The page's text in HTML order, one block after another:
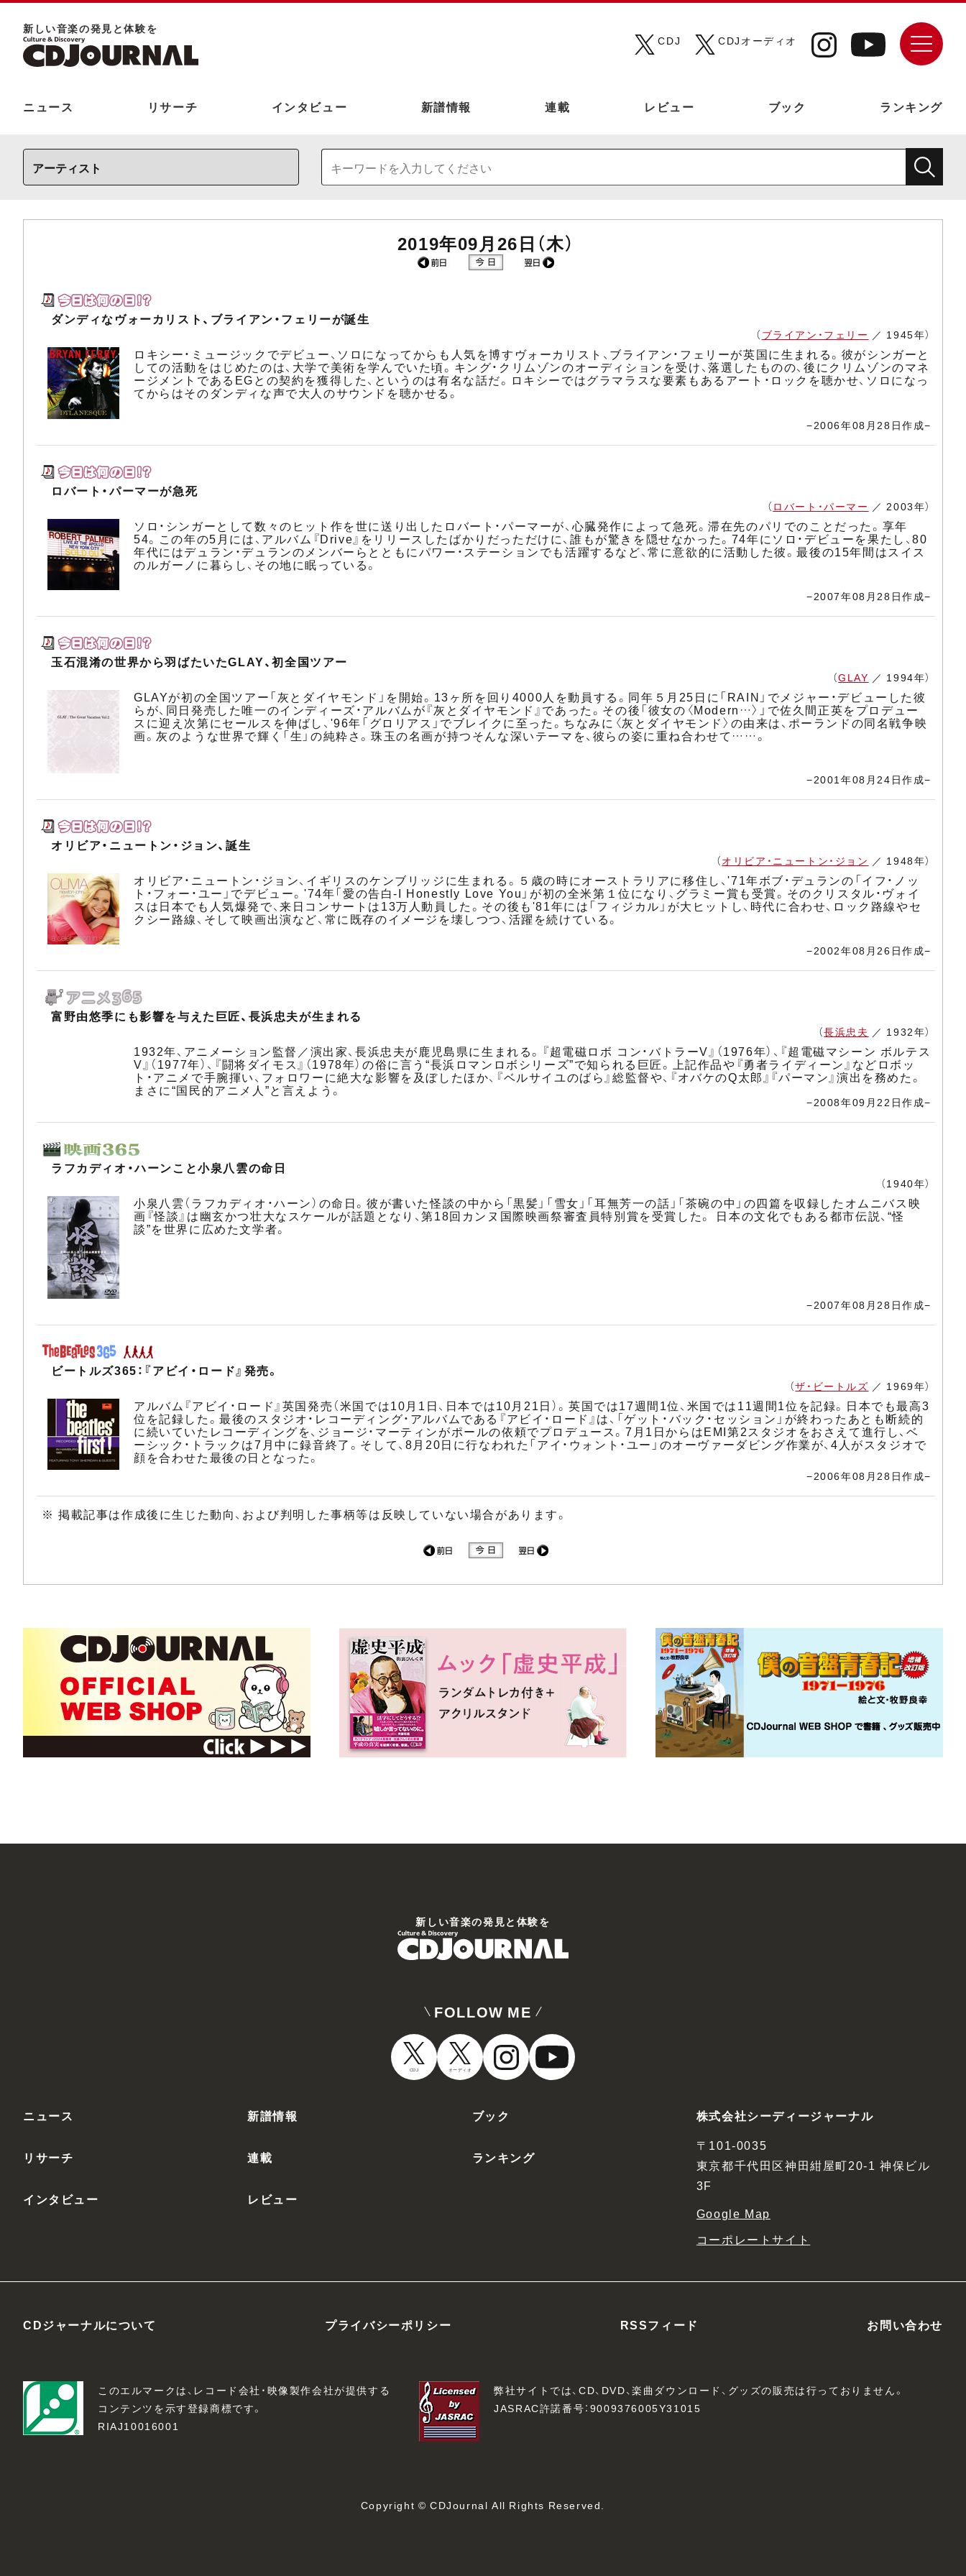
新しい⾳楽の発⾒と体験を
CDJ
CDJオーディオ
ニュース リサーチ インタビュー 新譜情報 連載 レビュー ブック ランキング
2019年09月26日（木）
ダンディなヴォーカリスト、ブライアン・フェリーが誕生
（ ブライアン・フェリー ／ 1945年）
ロキシー・ミュージックでデビュー、ソロになってからも人気を博すヴォーカリスト、ブライアン・フェリーが英国に生まれる。彼がシンガーと
しての活動をはじめたのは、大学で美術を学んでいた頃。キング・クリムゾンのオーディションを受け、落選したものの、後にクリムゾンのマネ
ージメントであるEGとの契約を獲得した、というのは有名な話だ。ロキシーではグラマラスな要素もあるアート・ロックを聴かせ、ソロになっ
てからはそのダンディな声で大人のサウンドを聴かせる。
−2006年08月28日作成−
ロバート・パーマーが急死
（ ロバート・パーマー ／ 2003年）
ソロ・シンガーとして数々のヒット作を世に送り出したロバート・パーマーが、心臓発作によって急死。滞在先のパリでのことだった。享年
54。この年の5月には、アルバム『Drive』をリリースしたばかりだっただけに、誰もが驚きを隠せなかった。74年にソロ・デビューを果たし、80
年代にはデュラン・デュランのメンバーらとともにパワー・ステーションでも活躍するなど、常に意欲的に活動した彼。最後の15年間はスイス
のルガーノに暮らし、その地に眠っている。
−2007年08月28日作成−
玉石混淆の世界から羽ばたいたGLAY、初全国ツアー
（GLAY ／ 1994年）
GLAYが初の全国ツアー「灰とダイヤモンド」を開始。13ヶ所を回り4000人を動員する。同年５月25日に「RAIN」でメジャー・デビューした彼
らが、同日発売した唯一のインディーズ・アルバムが『灰とダイヤモンド』であった。その後「彼女の〈Modern…〉」で佐久間正英をプロデュー
スに迎え次第にセールスを伸ばし、'96年「グロリアス」でブレイクに至った。ちなみに〈灰とダイヤモンド〉の由来は、ポーランドの同名戦争映
画。灰のような世界で輝く「生」の純粋さ。珠玉の名画が持つそんな深いテーマを、彼らの姿に重ね合わせて……。
−2001年08月24日作成−
オリビア・ニュートン・ジョン、誕生
（オリビア・ニュートン・ジョン ／ 1948年）
オリビア・ニュートン・ジョン、イギリスのケンブリッジに生まれる。５歳の時にオーストラリアに移住し、'71年ボブ・デュランの「イフ・ノッ
ト・フォー・ユー」でデビュー。'74年「愛の告白-I Honestly Love You」が初の全米第１位になり、グラミー賞も受賞。そのクリスタル・ヴォイ
スは日本でも人気爆発で、来日コンサートは13万人動員した。その後も'81年には「フィジカル」が大ヒットし、時代に合わせ、ロック路線やセ
クシー路線、そして映画出演など、常に既存のイメージを壊しつつ、活躍を続けている。
−2002年08月26日作成−
富野由悠季にも影響を与えた巨匠、長浜忠夫が生まれる
（長浜忠夫 ／ 1932年）
1932年、アニメーション監督／演出家、長浜忠夫が鹿児島県に生まれる。『超電磁ロボ コン・バトラーV』（1976年）、『超電磁マシーン ボルテス
V』（1977年）、『闘将ダイモス』（1978年）の俗に言う“長浜ロマンロボシリーズ”で知られる巨匠。上記作品や『勇者ライディーン』などロボッ
ト・アニメで手腕揮い、フォロワーに絶大な影響を及ぼしたほか、『ベルサイユのばら』総監督や、『オバケのQ太郎』『パーマン』演出を務めた。
まさに“国民的アニメ人”と言えよう。
−2008年09月22日作成−
ラフカディオ・ハーンこと小泉八雲の命日
（1940年）
小泉八雲（ラフカディオ・ハーン）の命日。彼が書いた怪談の中から「黒髪」「雪女」「耳無芳一の話」「茶碗の中」の四篇を収録したオムニバス映
画『怪談』は幽玄かつ壮大なスケールが話題となり、第18回カンヌ国際映画祭審査員特別賞を受賞した。 日本の文化でもある都市伝説、“怪
談”を世界に広めた文学者。
−2007年08月28日作成−
ビートルズ365：『アビイ・ロード』発売。
（ザ・ビートルズ ／ 1969年）
アルバム『アビイ・ロード』英国発売（米国では10月1日、日本では10月21日）。英国では17週間1位、米国では11週間1位を記録。日本でも最高3
位を記録した。最後のスタジオ・レコーディング・アルバムである『アビイ・ロード』は、「ゲット・バック・セッション」が終わったあとも断続的
に続いていたレコーディングを、ジョージ・マーティンがポールの依頼でプロデュース。7月1日からはEMI第2スタジオをおさえて進行し、ベ
ーシック・トラックは7月中に録音終了。そして、8月20日に行なわれた「アイ・ウォント・ユー」のオーヴァーダビング作業が、4人がスタジオで
顔を合わせた最後の日となった。
−2006年08月28日作成−
※ 掲載記事は作成後に生じた動向、および判明した事柄等は反映していない場合があります。
新しい⾳楽の発⾒と体験を
FOLLOW ME
CDJ オーディオ
ニュース 新譜情報 ブック
リサーチ 連載 ランキング
インタビュー レビュー
株式会社シーディージャーナル
〒101-0035
東京都千代田区神田紺屋町20-1 神保ビル
3F
Google Map
コーポレートサイト
CDジャーナルについて プライバシーポリシー RSSフィード お問い合わせ
このエルマークは、レコード会社・映像製作会社が提供する
コンテンツを示す登録商標です。
RIAJ10016001
弊社サイトでは、CD、DVD、楽曲ダウンロード、グッズの販売は行っておりません。
JASRAC許諾番号：9009376005Y31015
Copyright © CDJournal All Rights Reserved.